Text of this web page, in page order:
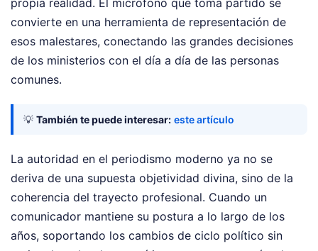
propia realidad. El micrófono que toma partido se
convierte en una herramienta de representación de
esos malestares, conectando las grandes decisiones
de los ministerios con el día a día de las personas
comunes.
💡 También te puede interesar: este artículo
La autoridad en el periodismo moderno ya no se
deriva de una supuesta objetividad divina, sino de la
coherencia del trayecto profesional. Cuando un
comunicador mantiene su postura a lo largo de los
años, soportando los cambios de ciclo político sin